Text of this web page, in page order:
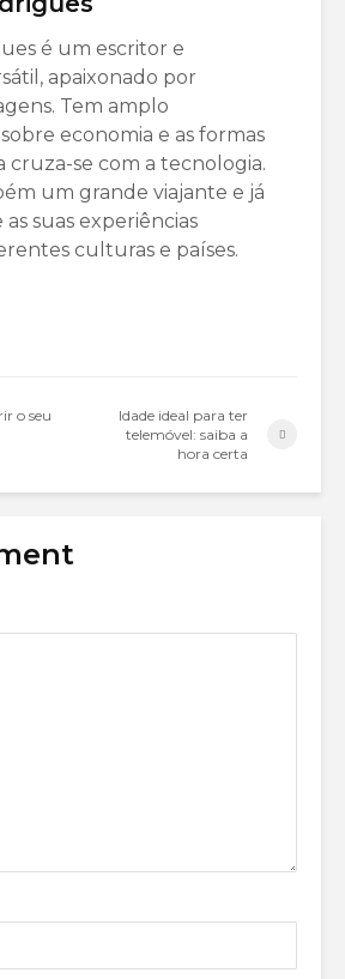
é um escritor e
apaixonado por
Tem amplo
economia e as formas
cruza-se com a tecnologia.
um grande viajante e já
suas experiências
culturas e países.
o seu
Idade ideal para ter
telemóvel: saiba a
hora certa